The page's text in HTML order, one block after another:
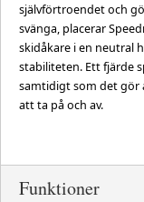
självförtroendet och
svänga, placerar
skidåkare i en neutral
stabiliteten. Ett fjärde
samtidigt som det gör
att ta på och av.
Funktioner